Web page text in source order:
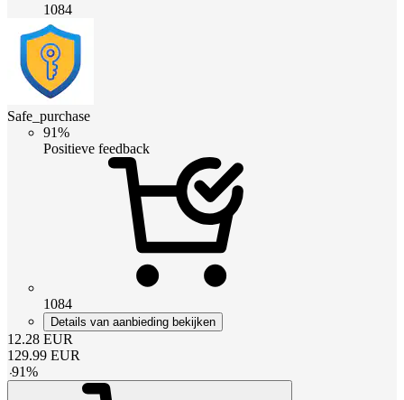
1084
Safe_purchase
91%
Positieve feedback
1084
Details van aanbieding bekijken
12.28 EUR
129.99 EUR
-91%